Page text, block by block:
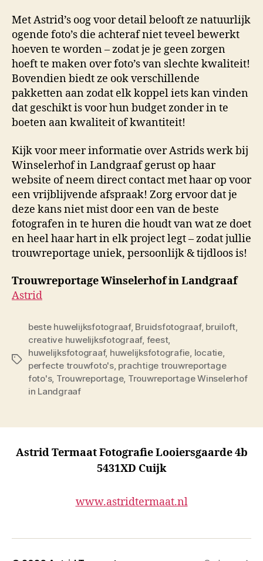
Met Astrid’s oog voor detail belooft ze natuurlijk
ogende foto’s die achteraf niet teveel bewerkt
hoeven te worden – zodat je je geen zorgen
hoeft te maken over foto’s van slechte kwaliteit!
Bovendien biedt ze ook verschillende
pakketten aan zodat elk koppel iets kan vinden
dat geschikt is voor hun budget zonder in te
boeten aan kwaliteit of kwantiteit!
Kijk voor meer informatie over Astrids werk bij
Winselerhof in Landgraaf gerust op haar
website of neem direct contact met haar op voor
een vrijblijvende afspraak! Zorg ervoor dat je
deze kans niet mist door een van de beste
fotografen in te huren die houdt van wat ze doet
en heel haar hart in elk project legt – zodat jullie
trouwreportage uniek, persoonlijk & tijdloos is!
Trouwreportage Winselerhof in Landgraaf
Astrid
Tags
beste huwelijksfotograaf, Bruidsfotograaf, bruiloft,
creative huwelijksfotograaf, feest,
huwelijksfotograaf, huwelijksfotografie, locatie,
perfecte trouwfoto's, prachtige trouwreportage
foto's, Trouwreportage, Trouwreportage Winselerhof
in Landgraaf
Astrid Termaat Fotografie Looiersgaarde 4b
5431XD Cuijk
www.astridtermaat.nl